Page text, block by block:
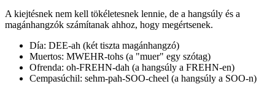
A kiejtésnek nem kell tökéletesnek lennie, de a hangsúly és a
magánhangzók számítanak ahhoz, hogy megértsenek.
Día: DEE-ah (két tiszta magánhangzó)
Muertos: MWEHR-tohs (a "muer" egy szótag)
Ofrenda: oh-FREHN-dah (a hangsúly a FREHN-en)
Cempasúchil: sehm-pah-SOO-cheel (a hangsúly a SOO-n)